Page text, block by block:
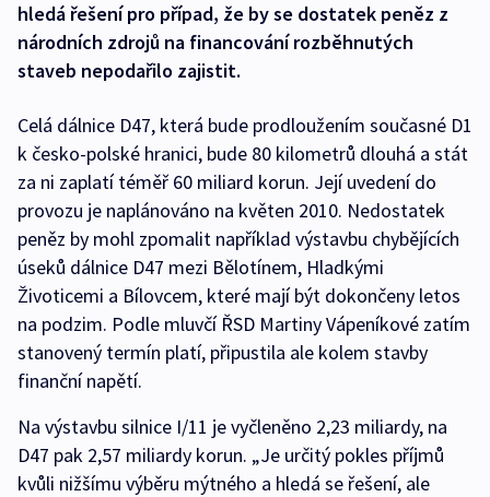
hledá řešení pro případ, že by se dostatek peněz z
národních zdrojů na financování rozběhnutých
staveb nepodařilo zajistit.
Celá dálnice D47, která bude prodloužením současné D1
k česko-polské hranici, bude 80 kilometrů dlouhá a stát
za ni zaplatí téměř 60 miliard korun. Její uvedení do
provozu je naplánováno na květen 2010. Nedostatek
peněz by mohl zpomalit například výstavbu chybějících
úseků dálnice D47 mezi Bělotínem, Hladkými
Životicemi a Bílovcem, které mají být dokončeny letos
na podzim. Podle mluvčí ŘSD Martiny Vápeníkové zatím
stanovený termín platí, připustila ale kolem stavby
finanční napětí.
Na výstavbu silnice I/11 je vyčleněno 2,23 miliardy, na
D47 pak 2,57 miliardy korun. „Je určitý pokles příjmů
kvůli nižšímu výběru mýtného a hledá se řešení, ale